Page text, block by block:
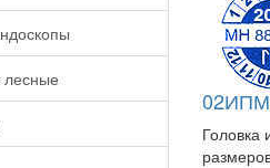
02ИПМ
Головка